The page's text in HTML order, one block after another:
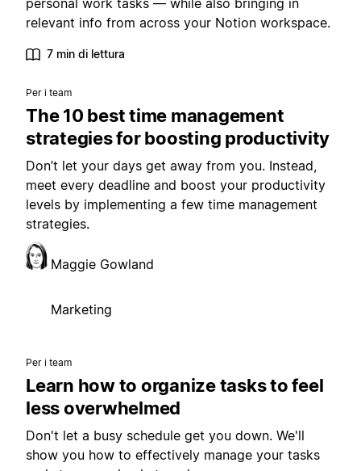
personal work tasks — while also bringing in
relevant info from across your Notion workspace.
7 min di lettura
Per i team
The 10 best time management
strategies for boosting productivity
Don’t let your days get away from you. Instead,
meet every deadline and boost your productivity
levels by implementing a few time management
strategies.
Maggie Gowland
Marketing
Per i team
Learn how to organize tasks to feel
less overwhelmed
Don't let a busy schedule get you down. We'll
show you how to effectively manage your tasks